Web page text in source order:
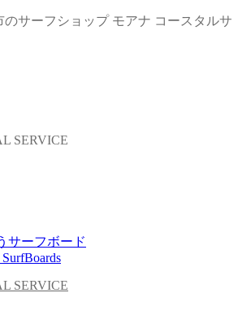
サーフショップ モアナ コースタルサ
サーフボード